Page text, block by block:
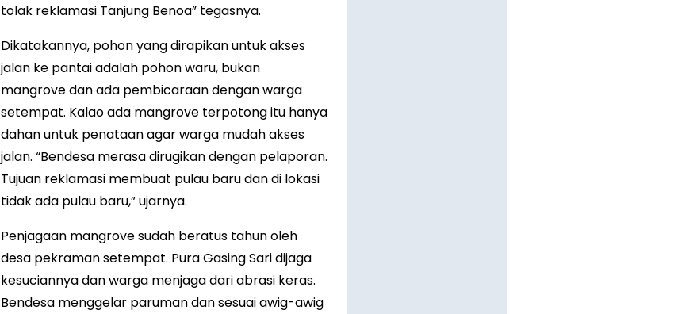
tolak reklamasi Tanjung Benoa” tegasnya.
Dikatakannya, pohon yang dirapikan untuk akses
jalan ke pantai adalah pohon waru, bukan
mangrove dan ada pembicaraan dengan warga
setempat. Kalao ada mangrove terpotong itu hanya
dahan untuk penataan agar warga mudah akses
jalan. “Bendesa merasa dirugikan dengan pelaporan.
Tujuan reklamasi membuat pulau baru dan di lokasi
tidak ada pulau baru,” ujarnya.
Penjagaan mangrove sudah beratus tahun oleh
desa pekraman setempat. Pura Gasing Sari dijaga
kesuciannya dan warga menjaga dari abrasi keras.
Bendesa menggelar paruman dan sesuai awig-awig